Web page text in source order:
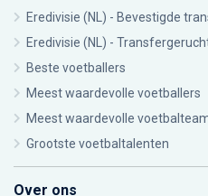
Eredivisie (NL) - Bevestigde
Eredivisie (NL) -
Beste voetballers
Meest waardevolle voetballers
Meest waardevolle
Grootste voetbaltalenten
Over ons